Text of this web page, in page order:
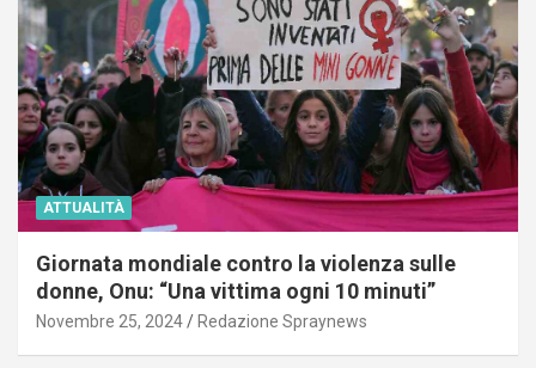
ATTUALITÀ
Giornata mondiale contro la violenza sulle
donne, Onu: “Una vittima ogni 10 minuti”
Novembre 25, 2024 Redazione Spraynews